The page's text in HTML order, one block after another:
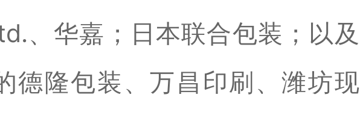
、华嘉；日本联合包装；以及
德隆包装、万昌印刷、潍坊现